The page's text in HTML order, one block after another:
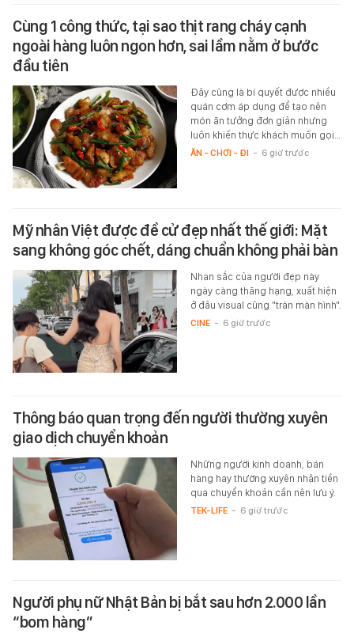
Cùng 1 công thức, tại sao thịt rang cháy cạnh
ngoài hàng luôn ngon hơn, sai lầm nằm ở bước
đầu tiên
Đây cũng là bí quyết được nhiều
quán cơm áp dụng để tạo nên
món ăn tưởng đơn giản nhưng
luôn khiến thực khách muốn gọi…
ĂN - CHƠI - ĐI - 6 giờ trước
Mỹ nhân Việt được đề cử đẹp nhất thế giới: Mặt
sang không góc chết, dáng chuẩn không phải bàn
Nhan sắc của người đẹp này
ngày càng thăng hạng, xuất hiện
ở đâu visual cũng "tràn màn hình".
CINE - 6 giờ trước
Thông báo quan trọng đến người thường xuyên
giao dịch chuyển khoản
Những người kinh doanh, bán
hàng hay thường xuyên nhận tiền
qua chuyển khoản cần nên lưu ý.
TEK-LIFE - 6 giờ trước
Người phụ nữ Nhật Bản bị bắt sau hơn 2.000 lần
“bom hàng”